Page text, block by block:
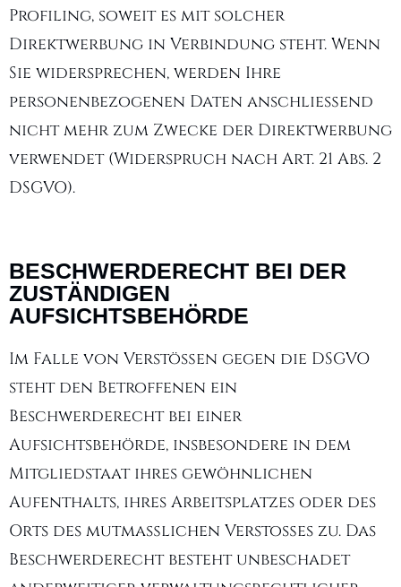
Profiling, soweit es mit solcher
Direktwerbung in Verbindung steht. Wenn
Sie widersprechen, werden Ihre
personenbezogenen Daten anschließend
nicht mehr zum Zwecke der Direktwerbung
verwendet (Widerspruch nach Art. 21 Abs. 2
DSGVO).
BESCHWERDERECHT BEI DER
ZUSTÄNDIGEN
AUFSICHTSBEHÖRDE
Im Falle von Verstößen gegen die DSGVO
steht den Betroffenen ein
Beschwerderecht bei einer
Aufsichtsbehörde, insbesondere in dem
Mitgliedstaat ihres gewöhnlichen
Aufenthalts, ihres Arbeitsplatzes oder des
Orts des mutmaßlichen Verstoßes zu. Das
Beschwerderecht besteht unbeschadet